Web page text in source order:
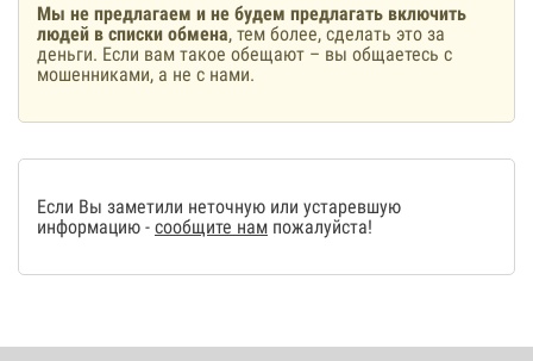
Мы не предлагаем и не будем предлагать включить
людей в списки обмена, тем более, сделать это за
деньги. Если вам такое обещают – вы общаетесь с
мошенниками, а не с нами.
Если Вы заметили неточную или устаревшую
информацию - сообщите нам пожалуйста!